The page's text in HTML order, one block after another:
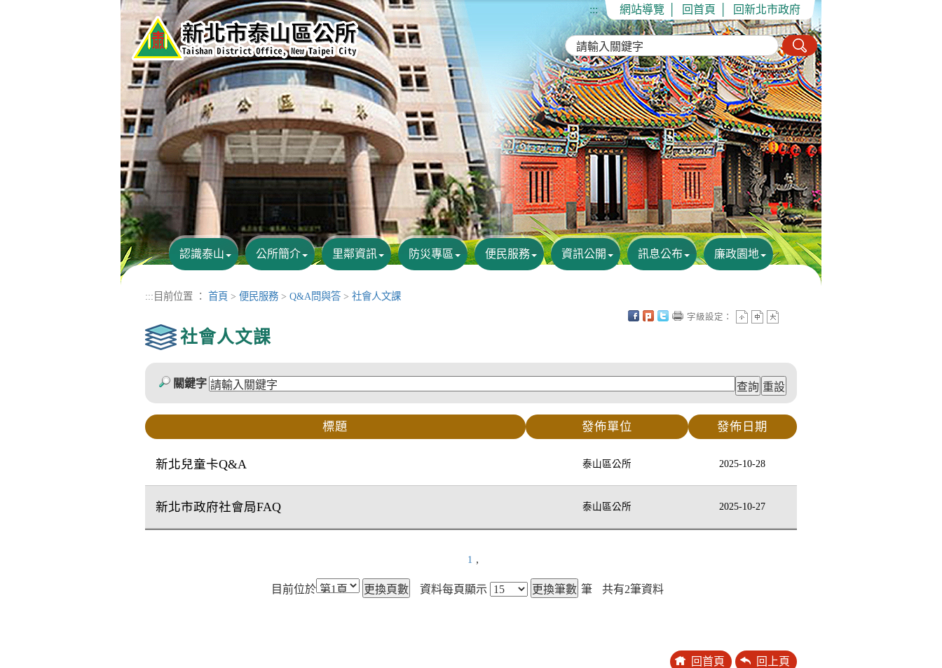
::: 網站導覽 回首頁 回新北市政府
認識泰山 公所簡介 里鄰資訊 防災專區 便民服務 資訊公開 訊息公布 廉政園地
::: 目前位置 ： 首頁 > 便民服務 > Q&A問與答 > 社會人文課
社會人文課
字級設定：
關鍵字
標題 發佈單位 發佈日期
新北兒童卡Q&A 泰山區公所 2025-10-28
新北市政府社會局FAQ 泰山區公所 2025-10-27
1 ,
目前位於 資料每頁顯示 筆 共有2筆資料
回首頁 回上頁